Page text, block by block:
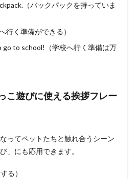
（バックパックを持っていま
へ行く準備ができる）
go to school!（学校へ行く準備は万
こ遊びに使える挨拶フレー
ってペットたちと触れ合うシーン
」にも応用できます。
る）